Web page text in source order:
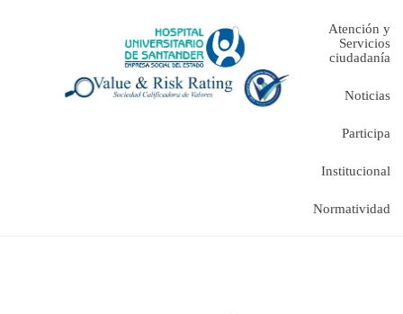
Atención y
Servicios
ciudadanía
Noticias
Participa
Institucional
Normatividad